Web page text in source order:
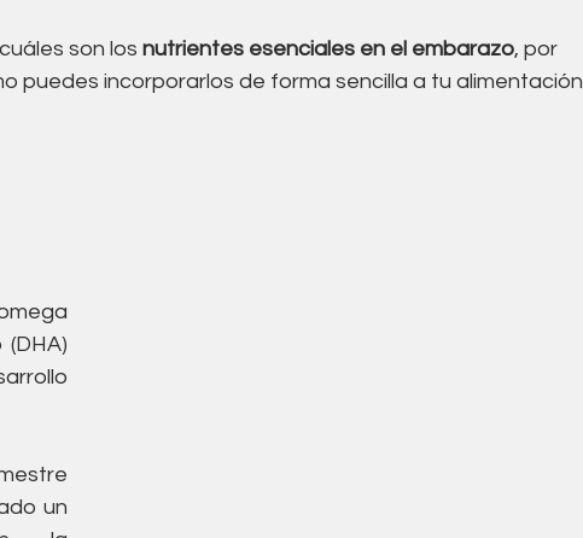
son los nutrientes esenciales en el embarazo, por
puedes incorporarlos de forma sencilla a tu alimentación
un